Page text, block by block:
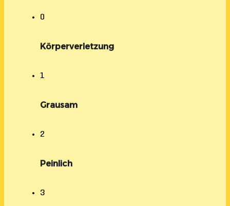
0
Körperverletzung
1
Grausam
2
Peinlich
3